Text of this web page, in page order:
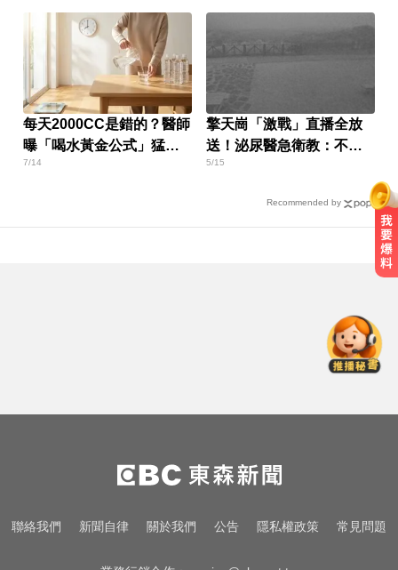
每天2000CC是錯的？醫師
曝「喝水黃金公式」猛灌
恐水中毒
7/14
擎天崗「激戰」直播全放
送！泌尿醫急衛教：不要
在晴天...
5/15
Recommended by
最大建築」 亮點一次看
千金股跌落神壇！國巨收540元 分
析師：只是剛開始
資深歌手「小秦漢」張海漢辭世享
聯絡我們 新聞自律 關於我們 公告 隱私權政策 常見問題